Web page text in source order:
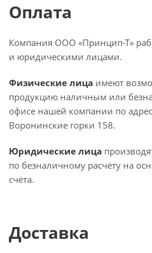
Оплата
Компания ООО «Принцип-Т»
и юридическими лицами.
Физические лица имеют
продукцию наличным или
офисе нашей компании по
Воронинские горки 158.
Юридические лица
по безналичному расчёту на
счёта.
Доставка